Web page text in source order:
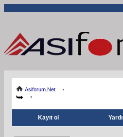
Asiforum.Net
Kayıt ol